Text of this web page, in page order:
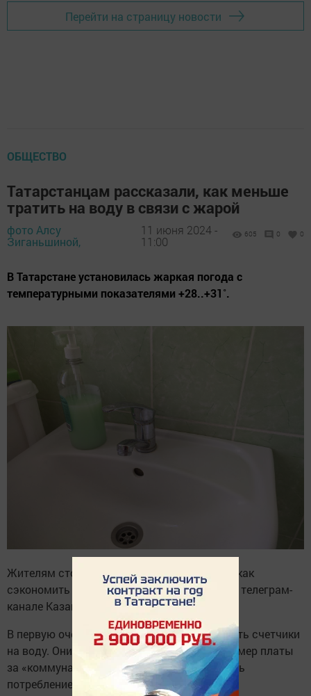
Перейти на страницу новости
ОБЩЕСТВО
Татарстанцам рассказали, как меньше
тратить на воду в связи с жарой
фото Алсу
Зиганьшиной,
11 июня 2024 -
11:00
605 0 0
В Татарстане установилась жаркая погода с
температурными показателями +28..+31˚.
Жителям столицы Татарстана рассказали, как
сэкономить на воде. Об этом сообщается
в телеграм-
канале Казанского водоканала.
В первую очередь рекомендовано установить счетчики
на воду. Они помогут снизить итоговый размер платы
за «коммуналку» и позволят контролировать
потребление ресурса.